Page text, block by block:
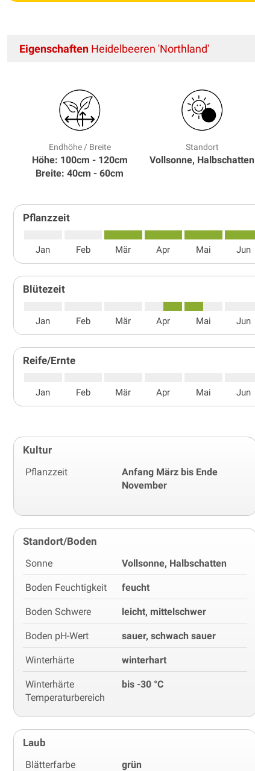
Eigenschaften Heidelbeeren 'Northland'
Endhöhe / Breite
Höhe: 100cm - 120cm
Breite: 40cm - 60cm
Standort
Vollsonne, Halbschatten
Pflanzzeit
Jan Feb Mär Apr Mai Jun
Blütezeit
Jan Feb Mär Apr Mai Jun
Reife/Ernte
Jan Feb Mär Apr Mai Jun
Kultur
Pflanzzeit
Anfang März bis Ende
November
Standort/Boden
Sonne Vollsonne, Halbschatten
Boden Feuchtigkeit feucht
Boden Schwere leicht, mittelschwer
Boden pH-Wert sauer, schwach sauer
Winterhärte winterhart
Winterhärte
Temperaturbereich
bis -30 °C
Laub
Blätterfarbe grün